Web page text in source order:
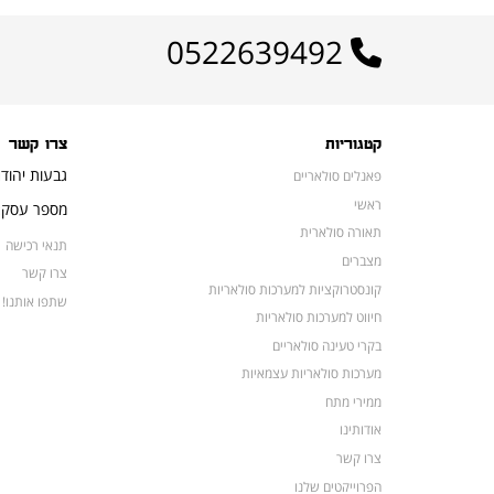
קטגוריות
פאנלים סולאריים
ראשי
תאורה סולארית
מצברים
קונסטרוקציות למערכות סולאריות
חיווט למערכות סולאריות
בקרי טעינה סולאריים
מערכות סולאריות עצמאיות
ממירי מתח
אודותינו
צרו קשר
הפרוייקטים שלנו
צרו קשר
גבעות
מספר עסק:
תנאי רכישה
צרו קשר
שתפו אותנו!